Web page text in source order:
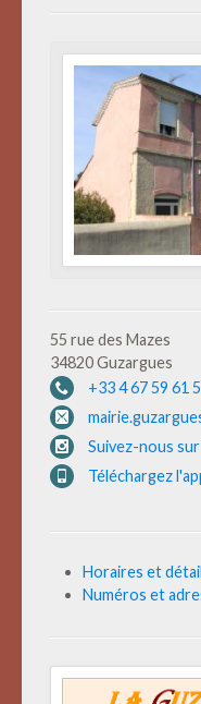
55 rue des Mazes
34820 Guzargues
+33 4 67 59 61
Suivez-nous
Téléchargez
Horaires et
Numéros et